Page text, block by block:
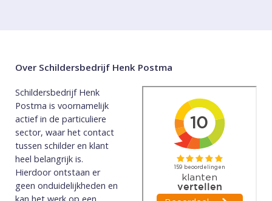
Over Schildersbedrijf Henk Postma
Schildersbedrijf Henk
Postma is voornamelijk
actief in de particuliere
sector, waar het contact
tussen schilder en klant
heel belangrijk is.
Hierdoor ontstaan er
geen onduidelijkheden en